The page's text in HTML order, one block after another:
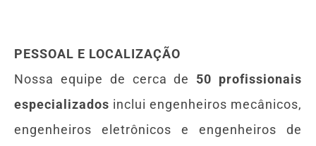
PESSOAL E LOCALIZAÇÃO
Nossa equipe de cerca de 50 profissionais
especializados inclui engenheiros mecânicos,
engenheiros eletrônicos e engenheiros de